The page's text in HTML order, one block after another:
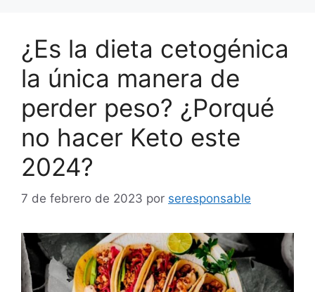
¿Es la dieta cetogénica
la única manera de
perder peso? ¿Porqué
no hacer Keto este
2024?
7 de febrero de 2023 por seresponsable